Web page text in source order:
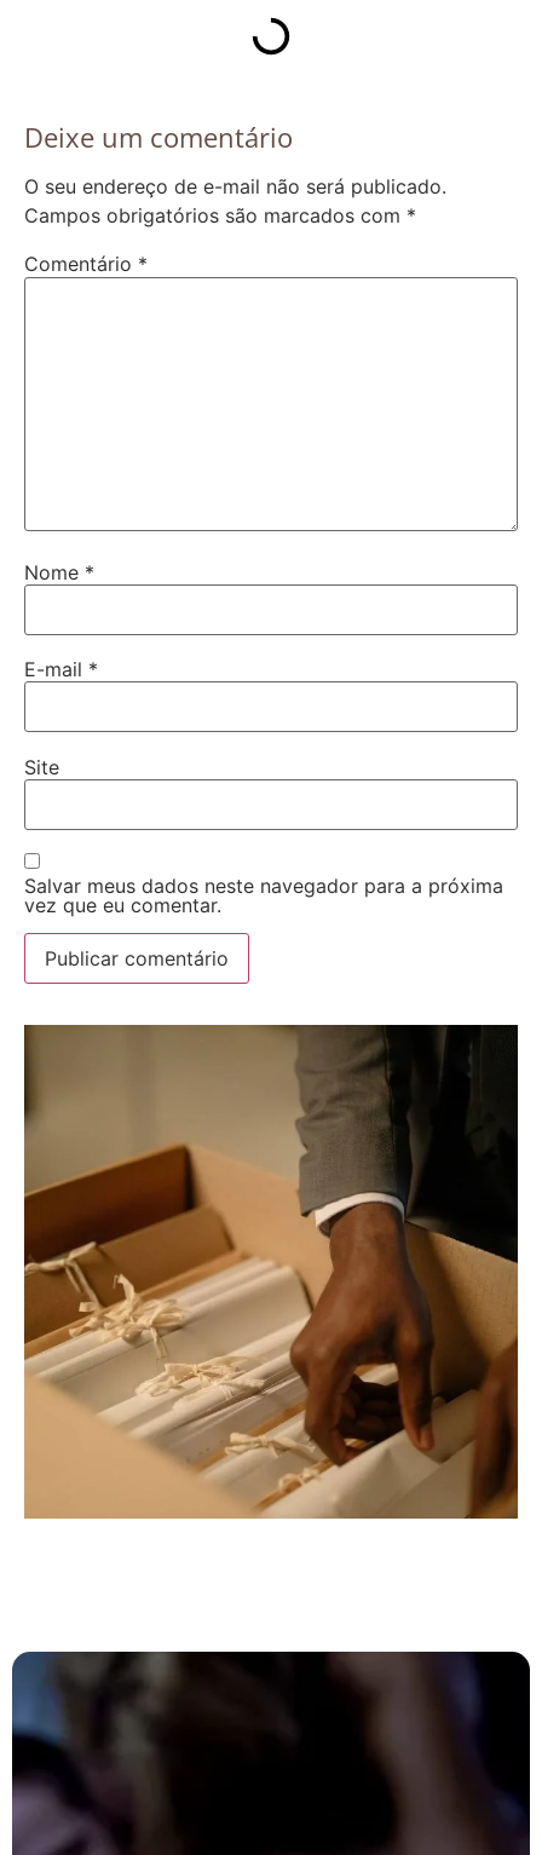
Deixe um comentário
O seu endereço de e-mail não será publicado.
Campos obrigatórios são marcados com *
Comentário *
Nome *
E-mail *
Site
Salvar meus dados neste navegador para a próxima
vez que eu comentar.